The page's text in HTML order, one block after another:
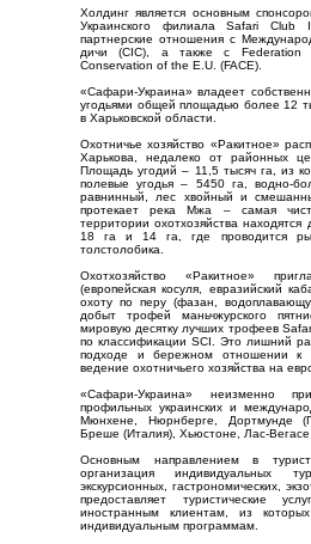
Холдинг является основным
Украинского филиала Safari Club
партнерские отношения с
дичи (CIC), а также с Federation
Conservation of the E.U. (FACE).
«Сафари-Украина» владеет
угодьями общей площадью более 12
в Харьковской области.
Охотничье хозяйство «Ракитное»
Харькова, недалеко от районных
Площадь угодий – 11,5 тысяч га, из
полевые угодья – 5450 га, водно-
равнинный, лес хвойный и
протекает река Мжа – самая
территории охотхозяйства
18 га и 14 га, где проводится
толстолобика.
Охотхозяйство «Ракитное»
(европейская косуля, евразийский
охоту по перу (фазан,
добыт трофей маньчжурского
мировую десятку лучших трофеев
по классификации SCI. Это лишний
подходе и бережном отношении к
ведение охотничьего хозяйства на
«Сафари-Украина» неизменно
профильных украинских и
Мюнхене, Нюрнберге, Дортмунде
Бреше (Италия), Хьюстоне, Лас-
Основным направлением в
организация индивидуальных
экскурсионных, гастрономических,
предоставляет туристические
иностранным клиентам, из
индивидуальным программам.